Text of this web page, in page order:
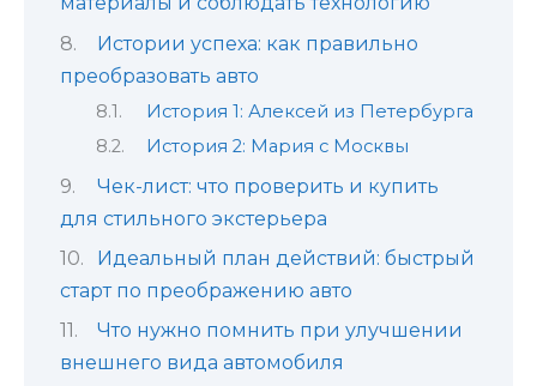
Истории успеха: как правильно
преобразовать авто
История 1: Алексей из Петербурга
История 2: Мария с Москвы
Чек-лист: что проверить и купить
для стильного экстерьера
Идеальный план действий: быстрый
старт по преображению авто
Что нужно помнить при улучшении
внешнего вида автомобиля